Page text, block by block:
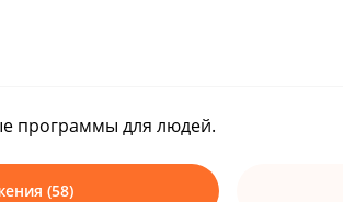
программы для людей.
(58)